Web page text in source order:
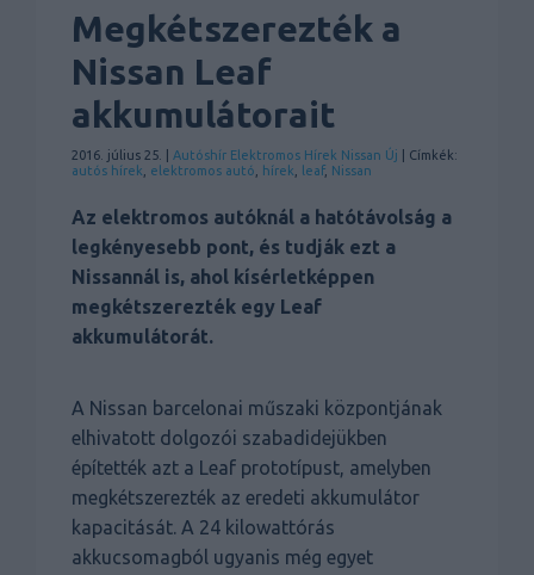
Megkétszerezték a
Nissan Leaf
akkumulátorait
2016. július 25. | Autóshír Elektromos Hírek Nissan Új | Címkék:
autós hírek
elektromos autó hírek leaf, Nissan
Az elektromos autóknál a hatótávolság a
legkényesebb pont, és tudják ezt a
Nissannál is, ahol kísérletképpen
megkétszerezték egy Leaf
akkumulátorát.
A Nissan barcelonai műszaki központjának
elhivatott dolgozói szabadidejükben
építették azt a Leaf prototípust, amelyben
megkétszerezték az eredeti akkumulátor
kapacitását. A 24 kilowattórás
akkucsomagból ugyanis még egyet